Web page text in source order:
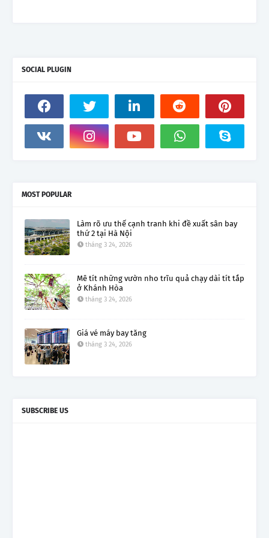
SOCIAL PLUGIN
MOST POPULAR
Làm rõ ưu thế cạnh tranh khi đề xuất sân bay
thứ 2 tại Hà Nội
tháng 3 24, 2026
Mê tít những vườn nho trĩu quả chạy dài tít tắp
ở Khánh Hòa
tháng 3 24, 2026
Giá vé máy bay tăng
tháng 3 24, 2026
SUBSCRIBE US